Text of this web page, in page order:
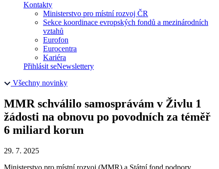
Kontakty
Ministerstvo pro místní rozvoj ČR
Sekce koordinace evropských fondů a mezinárodních
vztahů
Eurofon
Eurocentra
Kariéra
Přihlásit seNewslettery
Všechny novinky
MMR schválilo samosprávám v Živlu 1
žádosti na obnovu po povodních za téměř
6 miliard korun
29. 7. 2025
Ministerstvo pro místní rozvoj (MMR) a Státní fond podpory